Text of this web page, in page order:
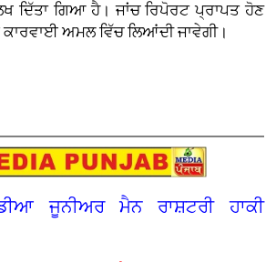
ਦਿੱਤਾ ਗਿਆ ਹੈ। ਜਾਂਚ ਰਿਪੋਰਟ ਪ੍ਰਾਪਤ ਹੋਣ
ਅਮਲ ਵਿੱਚ ਲਿਆਂਦੀ ਜਾਵੇਗੀ।
ਜੂਨੀਅਰ ਮੈਨ ਰਾਸ਼ਟਰੀ ਹਾਕੀ